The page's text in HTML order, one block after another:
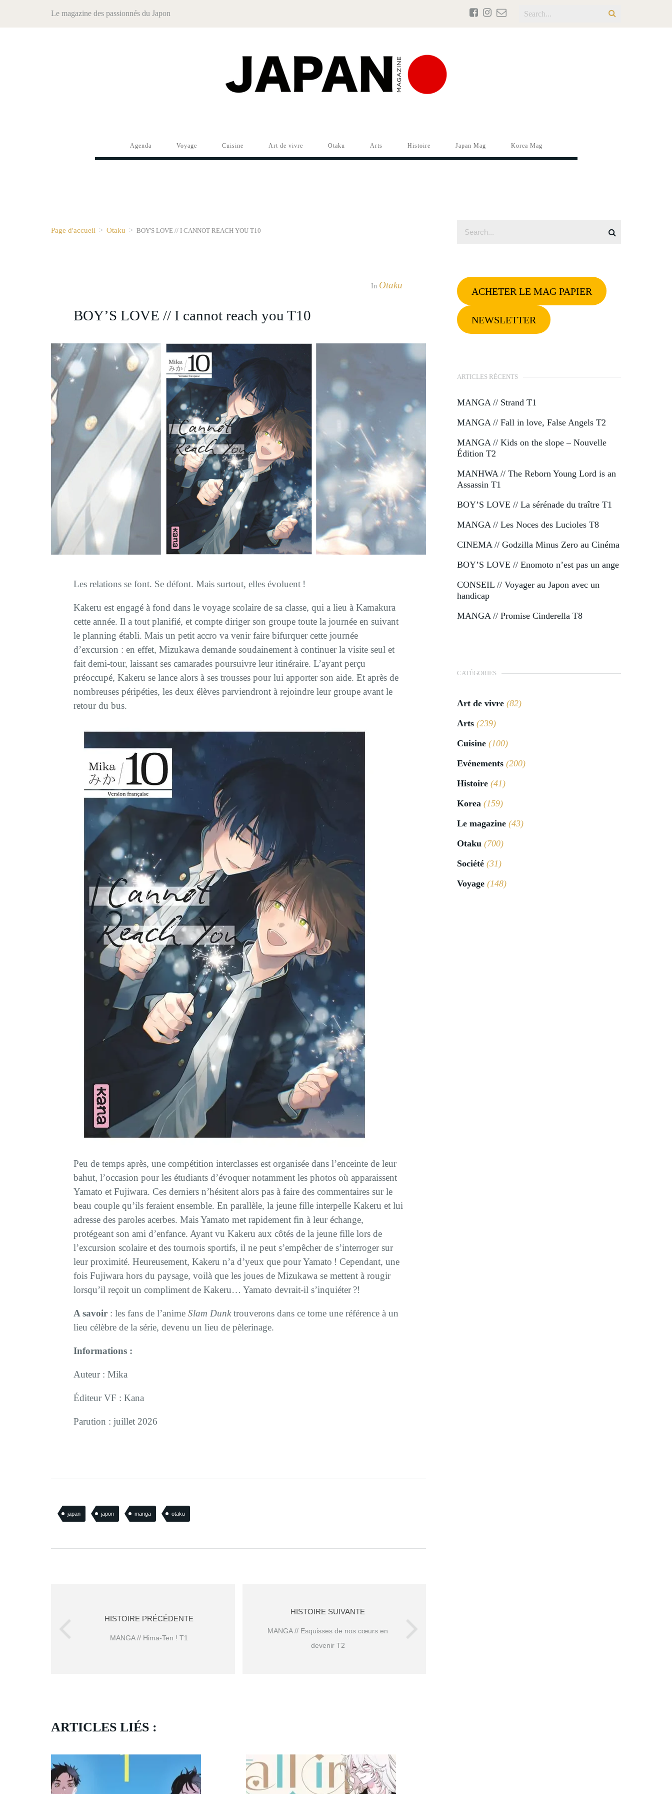
Le magazine des passionnés du Japon
Agenda Voyage Cuisine Art de vivre Otaku Arts Histoire Japan Mag Korea Mag
Page d'accueil > Otaku > BOY'S LOVE // I CANNOT REACH YOU T10
In Otaku
BOY’S LOVE // I cannot reach you T10
Les relations se font. Se défont. Mais surtout, elles évoluent !
Kakeru est engagé à fond dans le voyage scolaire de sa classe, qui a lieu à Kamakura
cette année. Il a tout planifié, et compte diriger son groupe toute la journée en suivant
le planning établi. Mais un petit accro va venir faire bifurquer cette journée
d’excursion : en effet, Mizukawa demande soudainement à continuer la visite seul et
fait demi-tour, laissant ses camarades poursuivre leur itinéraire. L’ayant perçu
préoccupé, Kakeru se lance alors à ses trousses pour lui apporter son aide. Et après de
nombreuses péripéties, les deux élèves parviendront à rejoindre leur groupe avant le
retour du bus.
Peu de temps après, une compétition interclasses est organisée dans l’enceinte de leur
bahut, l’occasion pour les étudiants d’évoquer notamment les photos où apparaissent
Yamato et Fujiwara. Ces derniers n’hésitent alors pas à faire des commentaires sur le
beau couple qu’ils feraient ensemble. En parallèle, la jeune fille interpelle Kakeru et lui
adresse des paroles acerbes. Mais Yamato met rapidement fin à leur échange,
protégeant son ami d’enfance. Ayant vu Kakeru aux côtés de la jeune fille lors de
l’excursion scolaire et des tournois sportifs, il ne peut s’empêcher de s’interroger sur
leur proximité. Heureusement, Kakeru n’a d’yeux que pour Yamato ! Cependant, une
fois Fujiwara hors du paysage, voilà que les joues de Mizukawa se mettent à rougir
lorsqu’il reçoit un compliment de Kakeru… Yamato devrait-il s’inquiéter ?!
A savoir : les fans de l’anime Slam Dunktrouverons dans ce tome une référence à un
lieu célèbre de la série, devenu un lieu de pèlerinage.
Informations :
Auteur : Mika
Éditeur VF : Kana
Parution : juillet 2026
japan japon manga otaku
HISTOIRE PRÉCÉDENTE
MANGA // Hima-Ten ! T1
HISTOIRE SUIVANTE
MANGA // Esquisses de nos cœurs en
devenir T2
ARTICLES LIÉS :
ACHETER LE MAG PAPIER
NEWSLETTER
ARTICLES RÉCENTS
MANGA // Strand T1
MANGA // Fall in love, False Angels T2
MANGA // Kids on the slope – Nouvelle
Édition T2
MANHWA // The Reborn Young Lord is an
Assassin T1
BOY’S LOVE // La sérénade du traître T1
MANGA // Les Noces des Lucioles T8
CINEMA // Godzilla Minus Zero au Cinéma
BOY’S LOVE // Enomoto n’est pas un ange
CONSEIL // Voyager au Japon avec un
handicap
MANGA // Promise Cinderella T8
CATÉGORIES
Art de vivre (82)
Arts (239)
Cuisine (100)
Evénements (200)
Histoire (41)
Korea (159)
Le magazine (43)
Otaku (700)
Société (31)
Voyage (148)